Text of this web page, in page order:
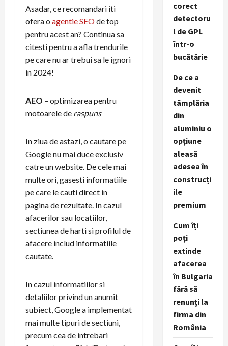
Asadar, ce recomandari iti
ofera o agentie SEOde top
pentru acest an? Continua sa
citesti pentru a afla trendurile
pe care nu ar trebui sa le ignori
in 2024!
AEO – optimizarea pentru
motoarele de raspuns
In ziua de astazi, o cautare pe
Google nu mai duce exclusiv
catre un website. De cele mai
multe ori, gasesti informatiile
pe care le cauti direct in
pagina de rezultate. In cazul
afacerilor sau locatiilor,
sectiunea de harti si profilul de
afacere includ informatiile
cautate.
In cazul informatiilor si
detaliilor privind un anumit
subiect, Google a implementat
mai multe tipuri de sectiuni,
precum cea de intrebari
corect
detectoru
l de GPL
într-o
bucătărie
De ce a
devenit
tâmplăria
din
aluminiu o
opțiune
aleasă
adesea în
construcți
ile
premium
Cum îți
poți
extinde
afacerea
în Bulgaria
fără să
renunți la
firma din
România